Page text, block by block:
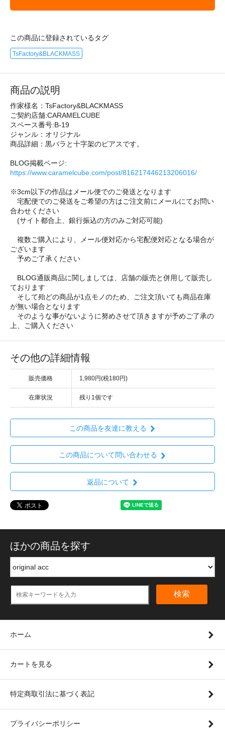
この商品に登録されているタグ
TsFactory&BLACKMASS
商品の説明
作家様名：TsFactory&BLACKMASS
ご契約店舗:CARAMELCUBE
スペース番号:B-19
ジャンル：オリジナル
商品詳細：黒バラと十字架のピアスです。
BLOG掲載ページ:
https://www.caramelcube.com/post/816217446213206016/
※3cm以下の作品はメール便でのご発送となります
宅配便でのご発送をご希望の方はご注文前にメールにてお問い
合わせください
(サイト都合上、銀行振込の方のみご対応可能)
複数ご購入により、メール便対応から宅配便対応となる場合が
ございます
予めご了承ください
BLOG通販商品に関しましては、店舗の販売と併用して販売し
ております
そして殆どの商品が1点モノのため、ご注文頂いても商品在庫
が無い場合となります
そのような事がないように努めさせて頂きますが予めご了承の
上、ご購入ください
その他の詳細情報
販売価格 1,980円(税180円)
在庫状況 残り1個です
この商品を友達に教える
この商品について問い合わせる
返品について
ほかの商品を探す
検索
ホーム
カートを見る
特定商取引法に基づく表記
プライバシーポリシー